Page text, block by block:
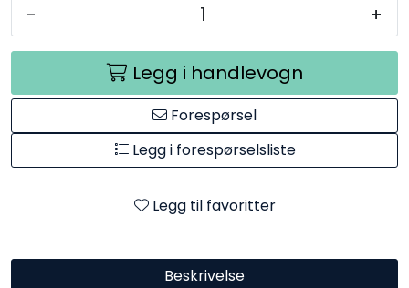
- +
Legg i handlevogn
Forespørsel
Legg i forespørselsliste
Legg til favoritter
Beskrivelse